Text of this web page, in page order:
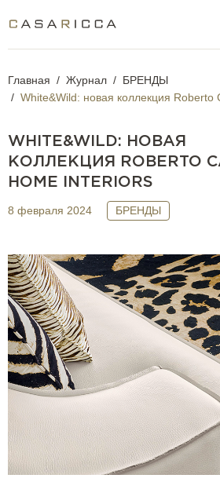
Главная Журнал
БРЕНДЫ
White&Wild: новая коллекция Roberto
WHITE&WILD: НОВАЯ
КОЛЛЕКЦИЯ ROBERTO
HOME INTERIORS
8 февраля 2024 БРЕНДЫ